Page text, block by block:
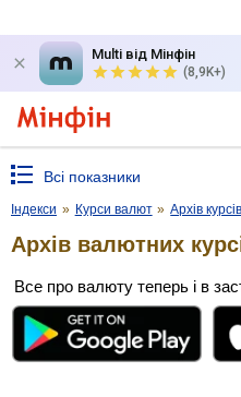
Multi від Мінфін
(8,9K+)
Всі показники
Індекси » Курси валют » Архів курсів
Архів валютних
Все про валюту теперь і в